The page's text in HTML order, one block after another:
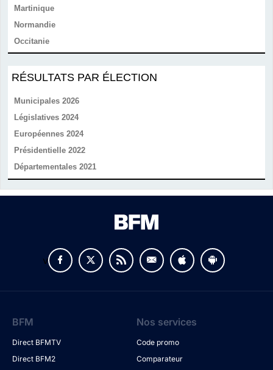
Martinique
Normandie
Occitanie
RÉSULTATS PAR ÉLECTION
Municipales 2026
Législatives 2024
Européennes 2024
Présidentielle 2022
Départementales 2021
v
BFM
Direct BFMTV
Direct BFM2
Nos services
Code promo
Comparateur